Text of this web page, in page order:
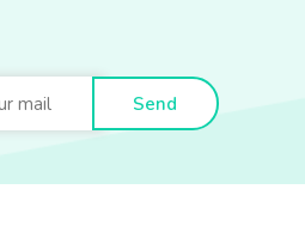
Send